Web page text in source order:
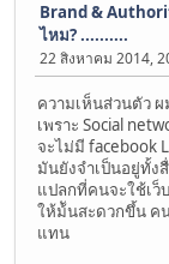
Brand &
ไหม? ..........
22 สิงหาคม 2014,
ความเห็นส่วนตัว
เพราะ Social
จะไม่มี facebook
มันยังจำเป็นอยู่ทั้ง
แปลกที่คนจะใช้เว็
ให้ม้ันสะดวกขึ้น ค
แทน